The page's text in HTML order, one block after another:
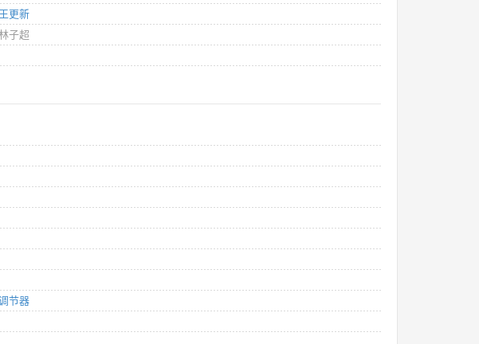
王更新
子超
节器